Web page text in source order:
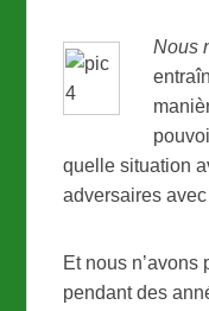
Nous
quelle situation
adversaires avec
Et nous n’avons
pendant des